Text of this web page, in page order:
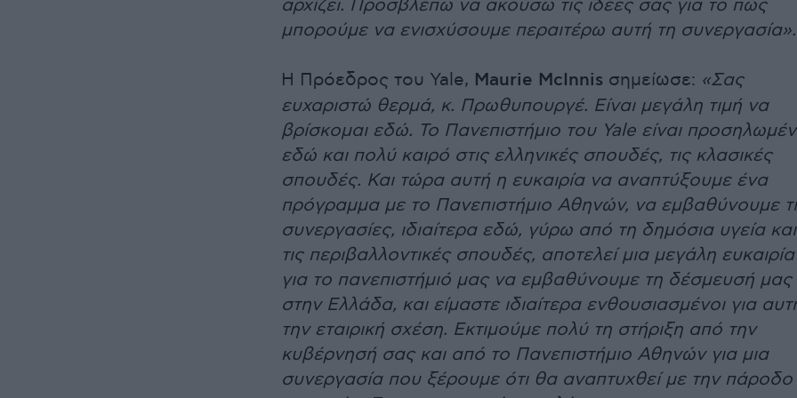
αρχίζει. Προσβλέπω να ακούσω τις ιδέες σας για το πώς
μπορούμε να ενισχύσουμε περαιτέρω αυτή τη συνεργασία».
Η Πρόεδρος του Yale, Maurie McInnis σημείωσε: «Σας
ευχαριστώ θερμά, κ. Πρωθυπουργέ. Είναι μεγάλη τιμή να
βρίσκομαι εδώ. Το Πανεπιστήμιο του Yale είναι
εδώ και πολύ καιρό στις ελληνικές σπουδές, τις κλασικές
σπουδές. Και τώρα αυτή η ευκαιρία να αναπτύξουμε ένα
πρόγραμμα με το Πανεπιστήμιο Αθηνών, να εμβαθύνουμε
συνεργασίες, ιδιαίτερα εδώ, γύρω από τη δημόσια υγεία και
τις περιβαλλοντικές σπουδές, αποτελεί μια μεγάλη ευκαιρία
για το πανεπιστήμιό μας να εμβαθύνουμε τη δέσμευσή μας
στην Ελλάδα, και είμαστε ιδιαίτερα ενθουσιασμένοι για
την εταιρική σχέση. Εκτιμούμε πολύ τη στήριξη από την
κυβέρνησή σας και από το Πανεπιστήμιο Αθηνών για μια
συνεργασία που ξέρουμε ότι θα αναπτυχθεί με την πάροδο